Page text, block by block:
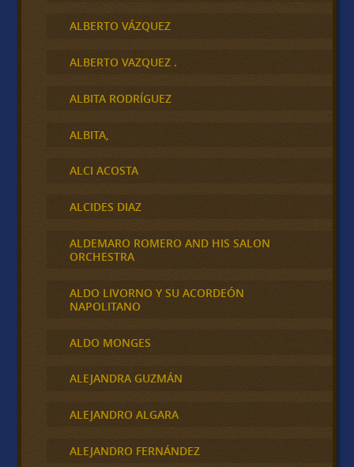
ALBERTO VÁZQUEZ
ALBERTO VAZQUEZ .
ALBITA RODRÍGUEZ
ALBITA,
ALCI ACOSTA
ALCIDES DIAZ
ALDEMARO ROMERO AND HIS SALON
ORCHESTRA
ALDO LIVORNO Y SU ACORDEÓN
NAPOLITANO
ALDO MONGES
ALEJANDRA GUZMÁN
ALEJANDRO ALGARA
ALEJANDRO FERNÁNDEZ